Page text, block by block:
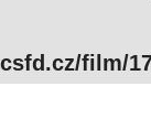
film/